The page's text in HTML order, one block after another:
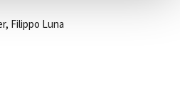
Filippo Luna